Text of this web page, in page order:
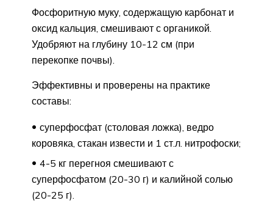
Фосфоритную муку, содержащую карбонат и
оксид кальция, смешивают с органикой.
Удобряют на глубину 10-12 см (при
перекопке почвы).
Эффективны и проверены на практике
составы:
суперфосфат (столовая ложка), ведро
коровяка, стакан извести и 1 ст.л. нитрофоски;
4-5 кг перегноя смешивают с
суперфосфатом (20-30 г) и калийной солью
(20-25 г).